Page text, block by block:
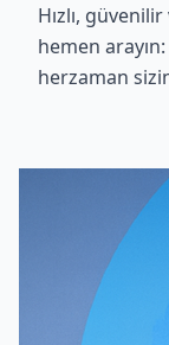
Hızlı,
hemen arayın:
herzaman